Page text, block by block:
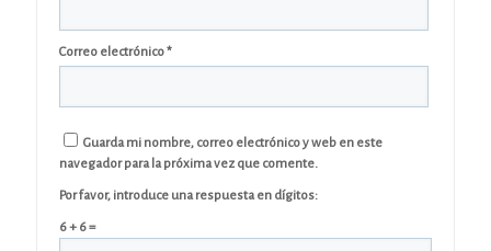
Correo electrónico*
Guarda mi nombre, correo electrónico y web en este
navegador para la próxima vez que comente.
Por favor, introduce una respuesta en dígitos:
6 + 6 =